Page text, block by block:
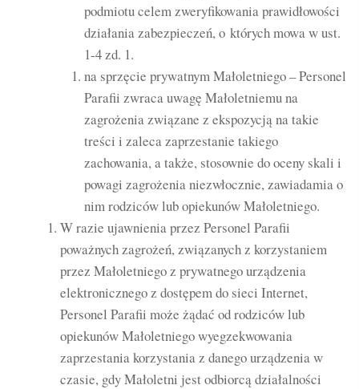
podmiotu celem zweryfikowania prawidłowości
działania zabezpieczeń, o których mowa w ust.
1-4 zd. 1.
na sprzęcie prywatnym Małoletniego – Personel
Parafii zwraca uwagę Małoletniemu na
zagrożenia związane z ekspozycją na takie
treści i zaleca zaprzestanie takiego
zachowania, a także, stosownie do oceny skali i
powagi zagrożenia niezwłocznie, zawiadamia o
nim rodziców lub opiekunów Małoletniego.
W razie ujawnienia przez Personel Parafii
poważnych zagrożeń, związanych z korzystaniem
przez Małoletniego z prywatnego urządzenia
elektronicznego z dostępem do sieci Internet,
Personel Parafii może żądać od rodziców lub
opiekunów Małoletniego wyegzekwowania
zaprzestania korzystania z danego urządzenia w
czasie, gdy Małoletni jest odbiorcą działalności